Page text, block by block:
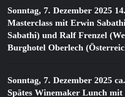
Sonntag, 7. Dezember 2025
Masterclass mit Erwin
Sabathi) und Ralf Frenzel
Burghotel Oberlech
Sonntag, 7. Dezember 2025
Spätes Winemaker Lunch